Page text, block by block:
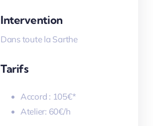
Intervention
Dans toute la Sarthe
Tarifs
Accord : 105€*
Atelier: 60€/h